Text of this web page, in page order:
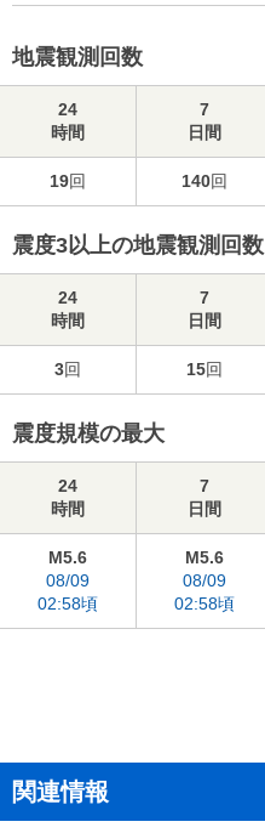
地震観測回数
24
時間
7
日間
19回 140回
震度3以上の地震観測回数
24
時間
7
日間
3回 15回
震度規模の最大
24
時間
7
日間
M5.6
08/09
02:58頃
M5.6
08/09
02:58頃
関連情報